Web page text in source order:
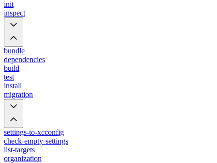
init
inspect
bundle
dependencies
build
test
install
migration
settings-to-xcconfig
check-empty-settings
list-targets
organization